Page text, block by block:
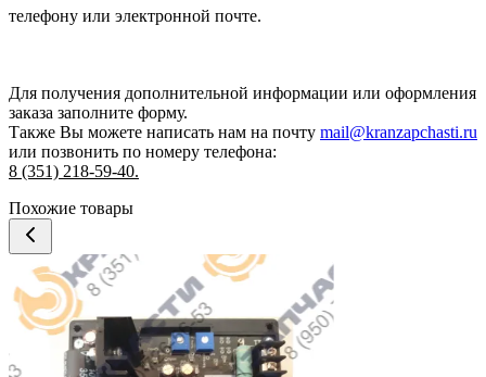
телефону или электронной почте.
Для получения дополнительной информации или оформления
заказа заполните форму.
Также Вы можете написать нам на почту mail@kranzapchasti.ru
или позвонить по номеру телефона:
8 (351) 218-59-40.
Похожие товары